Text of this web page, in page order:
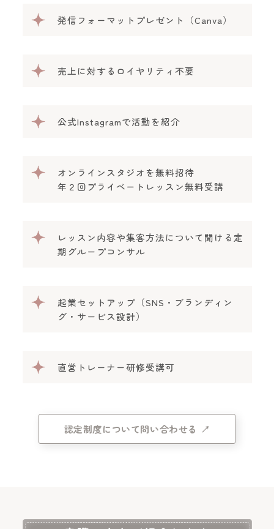
発信フォーマットプレゼント（Canva）
売上に対するロイヤリティ不要
公式Instagramで活動を紹介
オンラインスタジオを無料招待
年２回プライベートレッスン無料受講
レッスン内容や集客方法について聞ける定
期グループコンサル
起業セットアップ（SNS・ブランディン
グ・サービス設計）
直営トレーナー研修受講可
認定制度について問い合わせる ↗︎